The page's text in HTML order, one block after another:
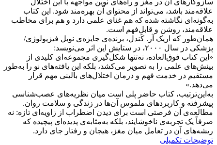
سازوکارهای آن در مغز و راه‌های نوین مواجهه با این اختلال
علاقه‌مند باشد، می‌تواند از محتوای آن بهره‌مند شود. این کتاب
به‌گونه‌ای نگاشته شده که هم غنای علمی دارد و هم برای مخاطب
علاقه‌مند، روشن و قابل‌فهم است.
همان‌طور که اریک آر. کَندل، برنده‌ی جایزه‌ی نوبل فیزیولوژی/
پزشکی در سال ۲۰۰۰، در ستایش این اثر می‌نویسد:
«این کتاب فوق‌العاده، نه‌تنها شکل‌گیری مجموعه‌ای کلیدی از
بینش‌های علمی را به تصویر می‌کشد، بلکه این یافته‌های نو را به‌طور
مستقیم در خدمت فهم و درمان اختلال‌های بالینی مهم قرار
می‌دهد.»
به‌این‌ترتیب، کتاب حاضر پلی است میان نظریه‌های عصب‌شناسی
پیشرفته و کاربردهای ملموس آن‌ها در زندگی و سلامت روان.
مطالعه‌ی آن فرصتی است برای دیدن اضطراب از زاویه‌ای تازه: نه
صرفاً یک تجربه‌ی ناخوشایند، بلکه به‌مثابه‌ی پدیده‌ای پیچیده که
ریشه‌های آن در تعامل میان مغز، هیجان و رفتار جای دارد.
توضیحات تکمیلی